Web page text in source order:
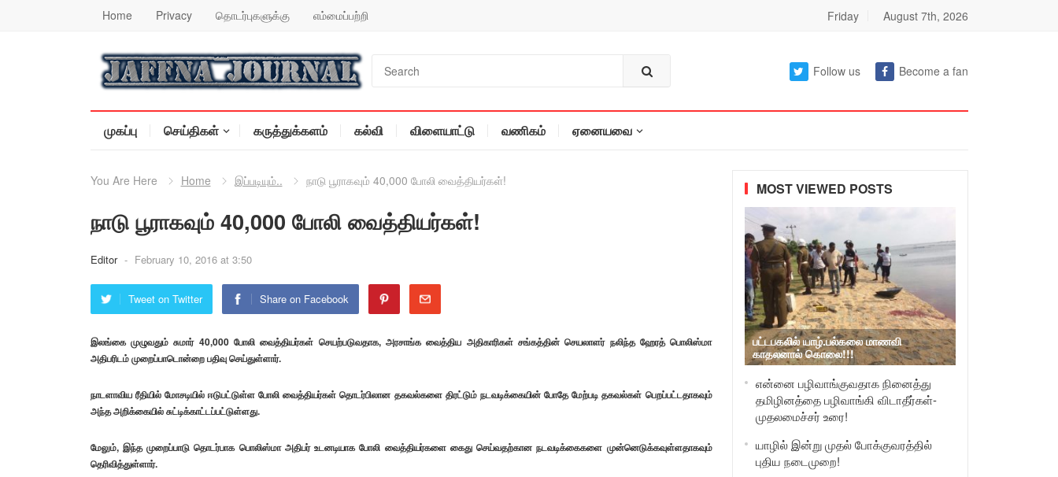
Home Privacy தொடர்புகளுக்கு எம்மைப்பற்றி Friday August 7th, 2026
Follow us Become a fan
முகப்பு செய்திகள் கருத்துக்களம் கல்வி விளையாட்டு வணிகம் ஏனையவை
You Are Here Home இப்படியும்.. நாடு பூராகவும் 40,000 போலி வைத்தியர்கள்!
நாடு பூராகவும் 40,000 போலி வைத்தியர்கள்!
Editor - February 10, 2016 at 3:50
Tweet on Twitter Share on Facebook
இலங்கை முழுவதும் சுமார் 40,000 போலி வைத்தியர்கள் செயற்படுவதாக, அரசாங்க வைத்திய அதிகாரிகள் சங்கத்தின் செயலாளர் நலிந்த ஹேரத் பொலிஸ்மா
அதிபரிடம் முறைப்பாடொன்றை பதிவு செய்துள்ளார்.
நாடளாவிய ரீதியில் மோசடியில் ஈடுபட்டுள்ள போலி வைத்தியர்கள் தொடர்பிலான தகவல்களை திரட்டும் நடவடிக்கையின் போதே மேற்படி தகவல்கள் பெறப்பட்டதாகவும்
அந்த அறிக்கையில் சுட்டிக்காட்டப்பட்டுள்ளது.
மேலும், இந்த முறைப்பாடு தொடர்பாக பொலிஸ்மா அதிபர் உடனடியாக போலி வைத்தியர்களை கைது செய்வதற்கான நடவடிக்கைகளை முன்னெடுக்கவுள்ளதாகவும்
தெரிவித்துள்ளார்.
MOST VIEWED POSTS
பட்டபகலில் யாழ்.பல்கலை மாணவி
காதலனால் கொலை!!!
என்னை பழிவாங்குவதாக நினைத்து
தமிழினத்தை பழிவாங்கி விடாதீர்கள்-
முதலமைச்சர் உரை!
யாழில் இன்று முதல் போக்குவரத்தில்
புதிய நடைமுறை!